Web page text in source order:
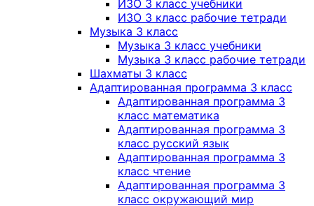
ИЗО 3 класс учебники
ИЗО 3 класс рабочие тетради
Музыка 3 класс
Музыка 3 класс учебники
Музыка 3 класс рабочие тетради
Шахматы 3 класс
Адаптированная программа 3 класс
Адаптированная программа 3
класс математика
Адаптированная программа 3
класс русский язык
Адаптированная программа 3
класс чтение
Адаптированная программа 3
класс окружающий мир